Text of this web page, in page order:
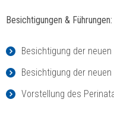
Besichtigungen & Führungen:
Besichtigung der
Besichtigung der
Vorstellung des